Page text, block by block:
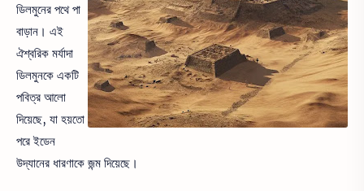
ডিলমুনের পথে পা
বাড়ান। এই
ঐশ্বরিক মর্যাদা
ডিলমুনকে একটি
পবিত্র আলো
দিয়েছে, যা হয়তো
পরে ইডেন
উদ্যানের ধারণাকে জন্ম দিয়েছে।